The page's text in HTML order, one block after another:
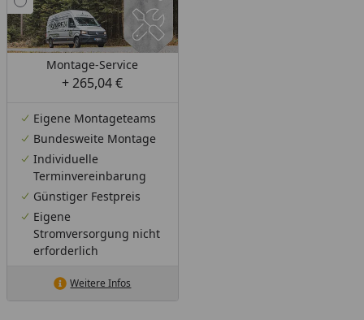
Montage-Service
+ 265,04 €
Eigene Montageteams
Bundesweite Montage
Individuelle
Terminvereinbarung
Günstiger Festpreis
Eigene
Stromversorgung nicht
erforderlich
Weitere Infos